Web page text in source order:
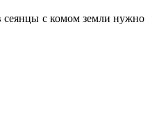
сеянцы с комом земли нужно